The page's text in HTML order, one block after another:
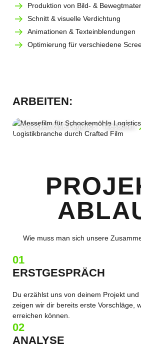
Produktion von Bild- &
Schnitt & visuelle Verdichtung
Animationen & Texteinblendungen
Optimierung für verschiedene
ARBEITEN:
Schockemöhle Logistics – Messefilm
Wie muss man sich unsere
01
ERSTGESPRÄCH
Du erzählst uns von deinem Projekt
zeigen wir dir bereits erste Vorschläge,
erreichen können.
02
ANALYSE